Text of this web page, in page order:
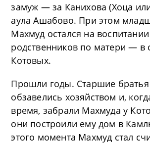
замуж — за Канихова (Хоца
аула Ашабово. При этом
Махмуд остался на
родственников по матери — в
Котовых.
Прошли годы. Старшие
обзавелись хозяйством и,
время, забрали Махмуда у
они построили ему дом в
этого момента Махмуд стал